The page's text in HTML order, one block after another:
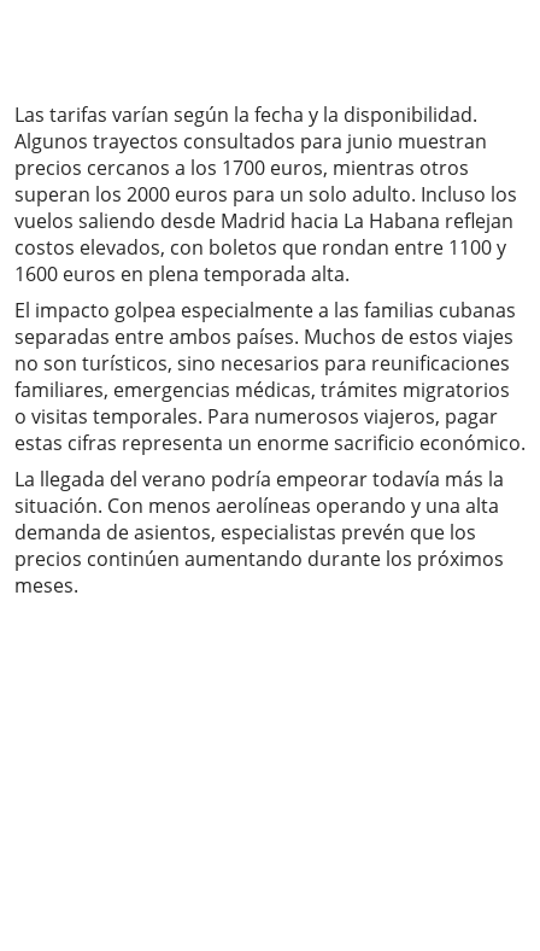
Las tarifas varían según la fecha y la disponibilidad.
Algunos trayectos consultados para junio muestran
precios cercanos a los 1700 euros, mientras otros
superan los 2000 euros para un solo adulto. Incluso los
vuelos saliendo desde Madrid hacia La Habana reflejan
costos elevados, con boletos que rondan entre 1100 y
1600 euros en plena temporada alta.
El impacto golpea especialmente a las familias cubanas
separadas entre ambos países. Muchos de estos viajes
no son turísticos, sino necesarios para reunificaciones
familiares, emergencias médicas, trámites migratorios
o visitas temporales. Para numerosos viajeros, pagar
estas cifras representa un enorme sacrificio económico.
La llegada del verano podría empeorar todavía más la
situación. Con menos aerolíneas operando y una alta
demanda de asientos, especialistas prevén que los
precios continúen aumentando durante los próximos
meses.